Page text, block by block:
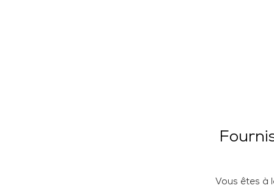
Vous êtes à